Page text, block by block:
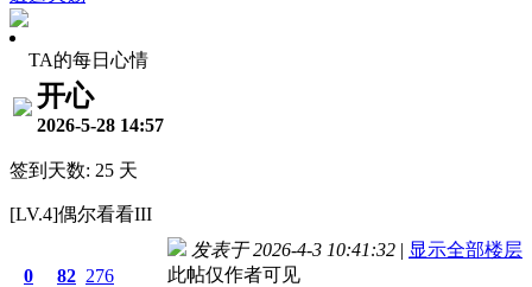
TA的每日心情
开心
2026-5-28 14:57
签到天数: 25 天
[LV.4]偶尔看看III
0 82 276
发表于 2026-4-3 10:41:32 | 显示全部楼层
此帖仅作者可见